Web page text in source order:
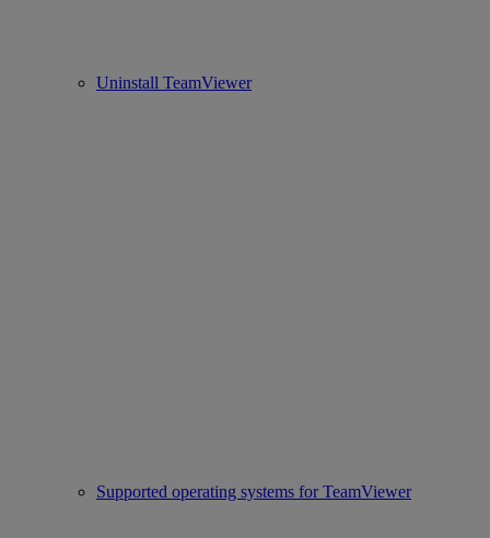
Uninstall TeamViewer
Supported operating systems for TeamViewer